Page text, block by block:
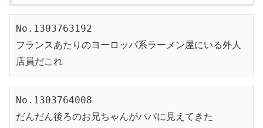
No.1303763192
フランスあたりのヨーロッパ系ラーメン屋にいる外人
店員だこれ
No.1303764008
だんだん後ろのお兄ちゃんがパパに見えてきた